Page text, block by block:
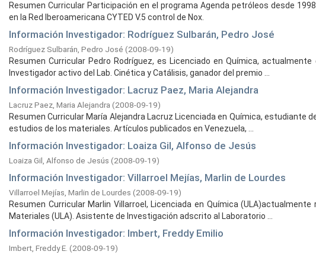
Resumen Curricular Participación en el programa Agenda petróleos desde
en la Red Iberoamericana CYTED V.5 control de Nox.
Información Investigador: Rodríguez Sulbarán, Pedro José
Rodríguez Sulbarán, Pedro José (2008-09-19)
Resumen Curricular Pedro Rodríguez, es Licenciado en Química,
Investigador activo del Lab. Cinética y Catálisis, ganador del premio ...
Información Investigador: Lacruz Paez, Maria Alejandra
Lacruz Paez, Maria Alejandra (2008-09-19)
Resumen Curricular María Alejandra Lacruz Licenciada en Química,
estudios de los materiales. Artículos publicados en Venezuela, ...
Información Investigador: Loaiza Gil, Alfonso de Jesús
Loaiza Gil, Alfonso de Jesús (2008-09-19)
Información Investigador: Villarroel Mejías, Marlin de Lourdes
Villarroel Mejías, Marlin de Lourdes (2008-09-19)
Resumen Curricular Marlin Villarroel, Licenciada en Química
Materiales (ULA). Asistente de Investigación adscrito al Laboratorio ...
Información Investigador: Imbert, Freddy Emilio
Imbert, Freddy E. (2008-09-19)